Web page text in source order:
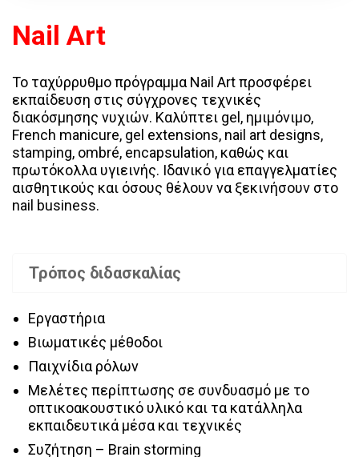
Nail Art
Το ταχύρρυθμο πρόγραμμα Nail Art προσφέρει
εκπαίδευση στις σύγχρονες τεχνικές
διακόσμησης νυχιών. Καλύπτει gel, ημιμόνιμο,
French manicure, gel extensions, nail art designs,
stamping, ombré, encapsulation, καθώς και
πρωτόκολλα υγιεινής. Ιδανικό για επαγγελματίες
αισθητικούς και όσους θέλουν να ξεκινήσουν στο
nail business.
Τρόπος διδασκαλίας
Εργαστήρια
Βιωματικές μέθοδοι
Παιχνίδια ρόλων
Μελέτες περίπτωσης σε συνδυασμό με το
οπτικοακουστικό υλικό και τα κατάλληλα
εκπαιδευτικά μέσα και τεχνικές
Συζήτηση – Brain storming